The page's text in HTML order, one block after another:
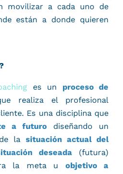
movilizar a cada uno de
están a donde quieren
es un proceso de
realiza el profesional
Es una disciplina que
a futuro diseñando un
la situación actual del
deseada (futura)
la meta u objetivo a